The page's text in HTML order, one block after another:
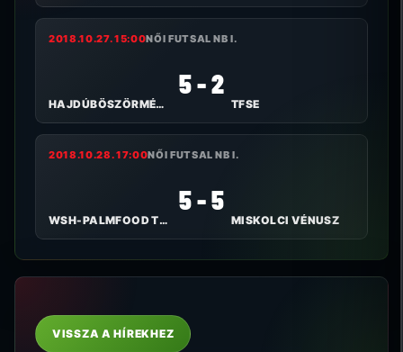
2018.10.27. 15:00NŐI FUTSAL NB I.
HAJDÚBÖSZÖRMÉNYI TE I.
5 - 2
TFSE
2018.10.28. 17:00NŐI FUTSAL NB I.
WSH-PALMFOOD TOLNA-MÖZS
5 - 5
MISKOLCI VÉNUSZ
VISSZA A HÍREKHEZ